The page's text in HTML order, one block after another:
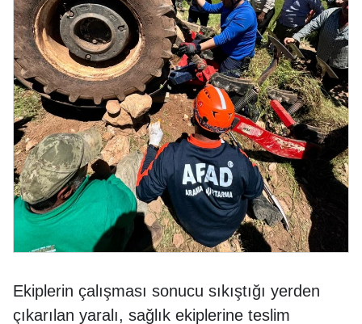
Ekiplerin çalışması sonucu sıkıştığı yerden
çıkarılan yaralı, sağlık ekiplerine teslim